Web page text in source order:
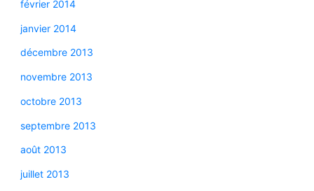
février 2014
janvier 2014
décembre 2013
novembre 2013
octobre 2013
septembre 2013
août 2013
juillet 2013